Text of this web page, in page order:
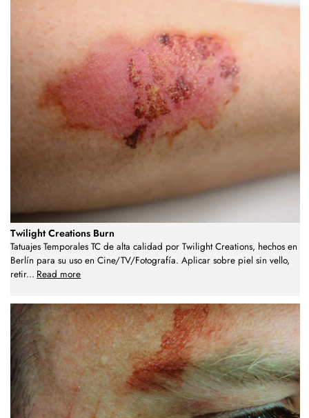
Twilight Creations Burn
Tatuajes Temporales TC de alta calidad por Twilight Creations, hechos en
Berlín para su uso en Cine/TV/Fotografía. Aplicar sobre piel sin vello,
retir... Read more